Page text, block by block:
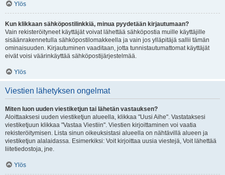
Ylös
Kun klikkaan sähköpostilinkkiä, minua pyydetään kirjautumaan?
Vain rekisteröityneet käyttäjät voivat lähettää sähköpostia muille käyttäjille
sisäänrakennetulla sähköpostilomakkeella ja vain jos ylläpitäjä sallii tämän
ominaisuuden. Kirjautuminen vaaditaan, jotta tunnistautumattomat käyttäjät
eivät voisi väärinkäyttää sähköpostijärjestelmää.
Ylös
Viestien lähetyksen ongelmat
Miten luon uuden viestiketjun tai lähetän vastauksen?
Aloittaaksesi uuden viestiketjun alueella, klikkaa "Uusi Aihe". Vastataksesi
viestiketjuun klikkaa "Vastaa Viestiin". Viestien kirjoittaminen voi vaatia
rekisteröitymisen. Lista sinun oikeuksistasi alueella on nähtävillä alueen ja
viestiketjun alalaidassa. Esimerkiksi: Voit kirjoittaa uusia viestejä, Voit lähettää
liitetiedostoja, jne.
Ylös